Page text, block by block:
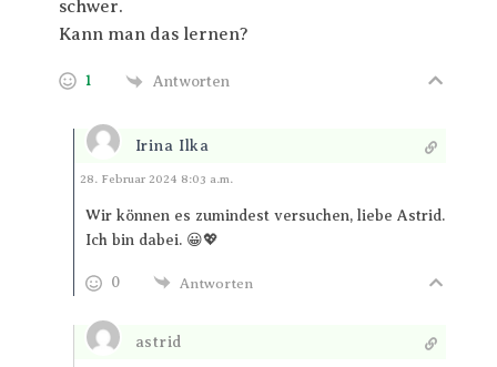
schwer.
Kann man das lernen?
1 Antworten
Irina Ilka
Antworten
28. Februar 2024 8:03 a.m.
Wir können es zumindest versuchen, liebe Astrid.
Ich bin dabei. 😀💖
0 Antworten
astrid